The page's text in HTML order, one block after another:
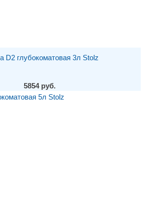
D2 глубокоматовая 3л Stolz
5854 руб.